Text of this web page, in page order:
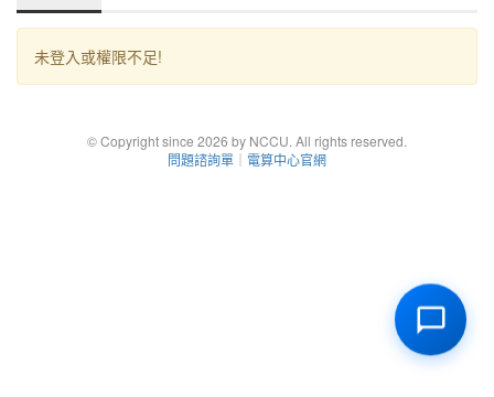
未登入或權限不足!
© Copyright since 2026 by NCCU. All rights reserved.
問題諮詢單 ｜ 電算中心官網